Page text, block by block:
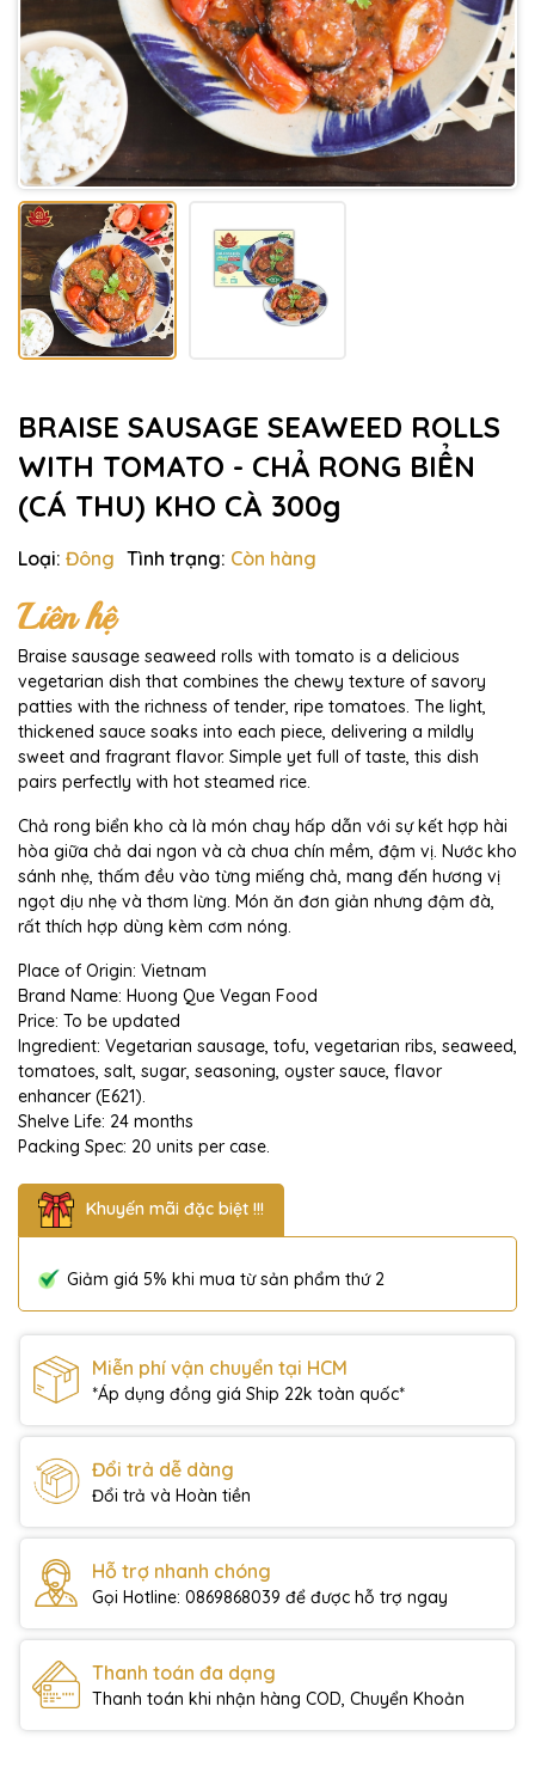
BRAISE SAUSAGE SEAWEED ROLLS
WITH TOMATO - CHẢ RONG BIỂN
(CÁ THU) KHO CÀ 300g
Loại: Đông Tình trạng: Còn hàng
Liên hệ
Braise sausage seaweed rolls with tomato is a delicious
vegetarian dish that combines the chewy texture of savory
patties with the richness of tender, ripe tomatoes. The light,
thickened sauce soaks into each piece, delivering a mildly
sweet and fragrant flavor. Simple yet full of taste, this dish
pairs perfectly with hot steamed rice.
Chả rong biển kho cà là món chay hấp dẫn với sự kết hợp hài
hòa giữa chả dai ngon và cà chua chín mềm, đậm vị. Nước kho
sánh nhẹ, thấm đều vào từng miếng chả, mang đến hương vị
ngọt dịu nhẹ và thơm lừng. Món ăn đơn giản nhưng đậm đà,
rất thích hợp dùng kèm cơm nóng.
Place of Origin: Vietnam
Brand Name: Huong Que Vegan Food
Price: To be updated
Ingredient: Vegetarian sausage, tofu, vegetarian ribs, seaweed,
tomatoes, salt, sugar, seasoning, oyster sauce, flavor
enhancer (E621).
Shelve Life: 24 months
Packing Spec: 20 units per case.
Khuyến mãi đặc biệt !!!
Giảm giá 5% khi mua từ sản phẩm thứ 2
Miễn phí vận chuyển tại HCM
*Áp dụng đồng giá Ship 22k toàn quốc*
Đổi trả dễ dàng
Đổi trả và Hoàn tiền
Hỗ trợ nhanh chóng
Gọi Hotline: 0869868039 để được hỗ trợ ngay
Thanh toán đa dạng
Thanh toán khi nhận hàng COD, Chuyển Khoản